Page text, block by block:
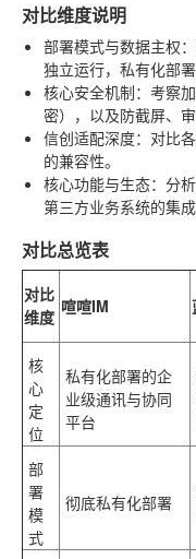
对比维度说明
部署模式与数据主权
独立运行，私有化部署
核心安全机制：考察
密），以及防截屏、
信创适配深度：对比
的兼容性。
核心功能与生态：分
第三方业务系统的集成
对比总览表
对比
维度 喧喧IM
核
心
定
位
私有化部署的企
业级通讯与协同
平台
部
署
模
式
彻底私有化部署